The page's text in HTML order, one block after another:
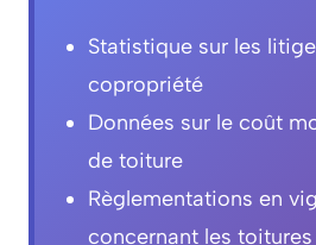
Statistique sur les
copropriété
Données sur le coût
de toiture
Règlementations en
concernant les